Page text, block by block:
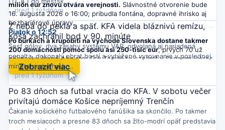
milión eur znovu otvára verejnosti. Slávnostné otvorenie bude
16. augusta 2026 o 16:00; pribudla fontána, dopravné ihrisko aj
bezbariérové úpravy.
Piatok o 12:52
Po búrkach a krupobití na východe Slovenska dostane takmer
200 domácností pomoc spolu asi 250-tisíc eur, prvých 70 už
príspevky čerpá. Minister Erik Tomáš to oznámil v Sennom (okres
Michalovce); max. 1500 eur na domácnosť možno získať aj
opakovane.
Piatok o 12:24
Košice chránia mestskú zeleň pred suchom: v Mestskom parku
nasadili 1500-litrové zavlažovacie vaky, ktoré uvoľňujú vodu
postupne až 24 hodín a pomáhajú mladým stromom zakoreniť. Po
vyprázdnení sa presúvajú k ďalším stromom a dopĺňajú sa
Zobraziť viac
pred 1 týždňom
Z neba do pekla a späť. KFA videla bláznivú remízu,
Kóša zachránil bod v 90. minúte
Šesť gólov, dva zásahy systému VAR, odvolaná aj nariadená
penalta, dokonalý obrat hostí a vytúžené vyrovnanie v poslednej
minúte riadneho hr...
pred 1 týždňom
Po 83 dňoch sa futbal vracia do KFA. V sobotu večer
privítajú domáce Košice nepríjemný Trenčín
Čakanie košického futbalového fanúšika sa skončilo. Po takmer
troch mesiacoch a presne 83 dňoch sa žlto-modrí opäť predstavia